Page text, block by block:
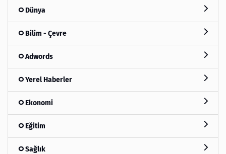
Dünya
Bilim - Çevre
Adwords
Yerel Haberler
Ekonomi
Eğitim
Sağlık